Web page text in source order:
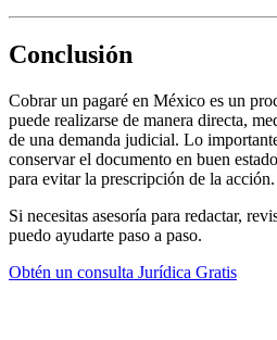
Conclusión
Cobrar un pagaré en México es un
puede realizarse de manera directa,
de una demanda judicial. Lo
conservar el documento en buen
para evitar la prescripción de la acción.
Si necesitas asesoría para redactar,
puedo ayudarte paso a paso.
Obtén un consulta Jurídica Gratis